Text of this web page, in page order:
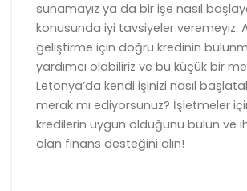
sunamayız ya da bir işe nasıl
konusunda iyi tavsiyeler veremeyiz.
geliştirme için doğru kredinin
yardımcı olabiliriz ve bu küçük bir
Letonya’da kendi işinizi nasıl
merak mı ediyorsunuz? İşletmeler
kredilerin uygun olduğunu bulun ve
olan finans desteğini alın!